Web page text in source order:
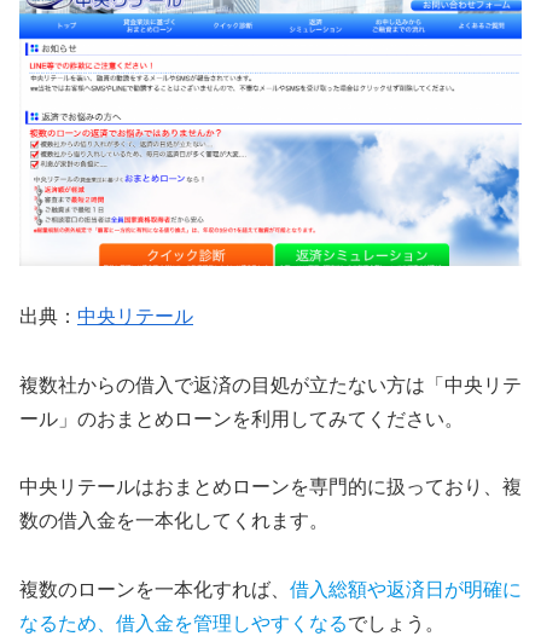
出典： 中央リテール
複数社からの借入で返済の目処が立たない方は「中央リテ
ール」のおまとめローンを利用してみてください。
中央リテールはおまとめローンを専門的に扱っており、複
数の借入金を一本化してくれます。
複数のローンを一本化すれば、 借入総額や返済日が明確に
なるため、借入金を管理しやすくなるでしょう。